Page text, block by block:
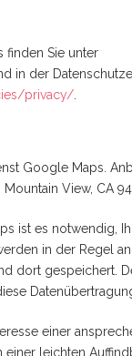
finden Sie unter
in der
privacy/
Google Maps.
View, CA
ist es notwendig,
in der Regel
dort gespeichert.
einer
leichten